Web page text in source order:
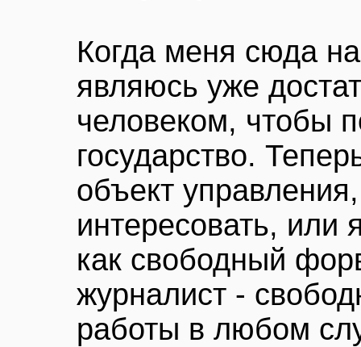
Когда меня сюда
являюсь уже
человеком, чтобы
государство.
объект
интересовать, или
как свободный
журналист -
работы в любом